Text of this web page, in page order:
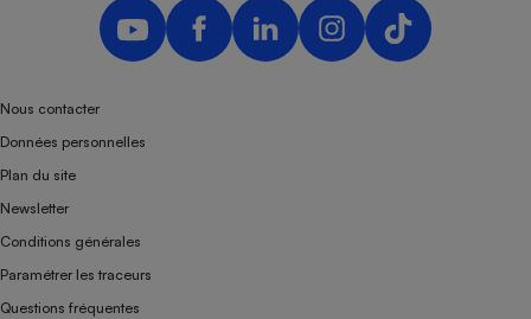
Nous contacter
Données personnelles
Plan du site
Newsletter
Conditions générales
Paramétrer les traceurs
Questions fréquentes